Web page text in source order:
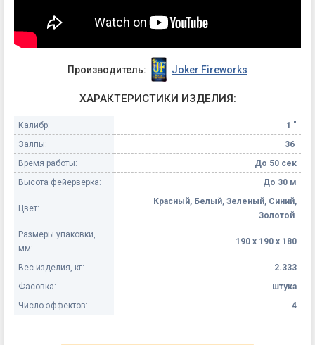
Производитель: Joker Fireworks
ХАРАКТЕРИСТИКИ ИЗДЕЛИЯ:
Калибр:
1 "
Залпы:
36
Время работы:
До 50 сек
Высота фейерверка:
До 30 м
Цвет:
Красный, Белый, Зеленый, Синий,
Золотой
Размеры упаковки,
мм:
190 х 190 х 180
Вес изделия, кг:
2.333
Фасовка:
штука
Число эффектов:
4